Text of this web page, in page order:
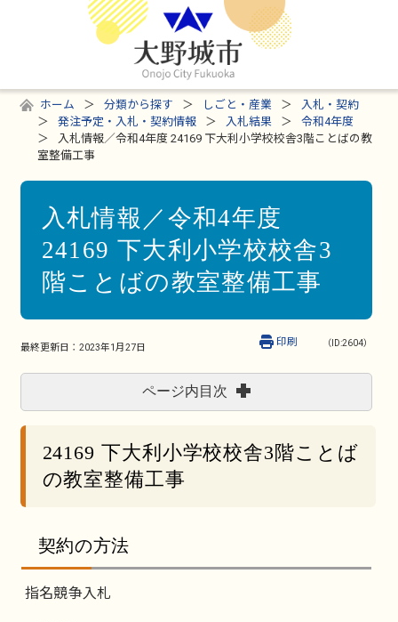
ホーム 分類から探す しごと・産業
入札・契約
発注予定・入札・契約情報
入札結果
令和4年度
入札情報／令和4年度 24169 下大利小学校校舎3階ことばの教
室整備工事
入札情報／令和4年度
24169 下大利小学校校舎3
階ことばの教室整備工事
最終更新日： 2023年1月27日 （ID:2604）
印刷
ページ内目次
24169 下大利小学校校舎3階ことば
の教室整備工事
契約の方法
指名競争入札